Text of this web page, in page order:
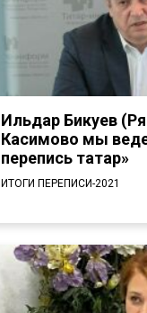
Ильдар Бикуев
Касимово мы
перепись татар»
ИТОГИ ПЕРЕПИСИ-2021